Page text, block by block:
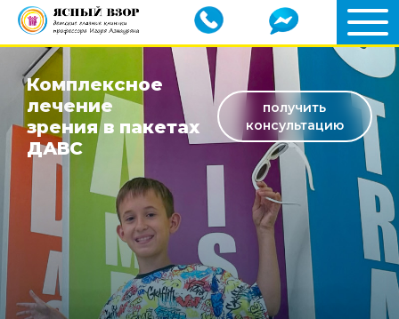
Комплексное
лечение
зрения в пакетах
ДАВС
получить
консультацию